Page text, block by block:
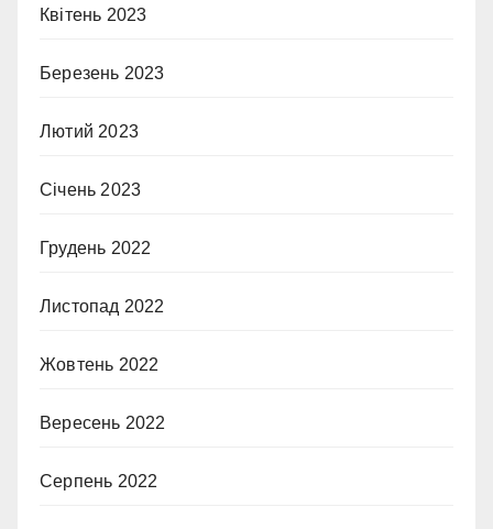
Квітень 2023
Березень 2023
Лютий 2023
Січень 2023
Грудень 2022
Листопад 2022
Жовтень 2022
Вересень 2022
Серпень 2022